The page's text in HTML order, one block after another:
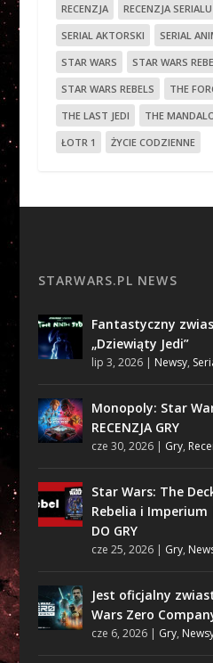
RECENZJA
RECENZJA SERIALU
SERIAL AKTORSKI
SERIAL
STAR WARS
STAR WARS
STAR WARS REBELS
THE
THE LAST JEDI
THE
ŁOTR 1
ŻYCIE CODZIENNE
STARWARS.PL NEWS
Fantastyczny
„Dziewiąty Jedi”
lip 3, 2026| Newsy,
Monopoly: Star
RECENZJA GRY
cze 30, 2026| Gry,
Star Wars: The
Rebelia i Imperium
DO GRY
cze 25, 2026| Gry,
Jest oficjalny
Wars Zero
cze 6, 2026| Gry,